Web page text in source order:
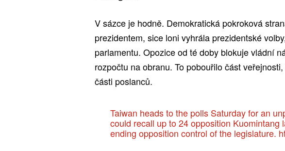
V sázce je hodně. Demokratická pokroková
prezidentem, sice loni vyhrála prezidentské
parlamentu. Opozice od té doby blokuje vládní
rozpočtu na obranu. To pobouřilo část
části poslanců.
Taiwan heads to the polls Saturday for an
could recall up to 24 opposition Kuomintang
ending opposition control of the legislature.